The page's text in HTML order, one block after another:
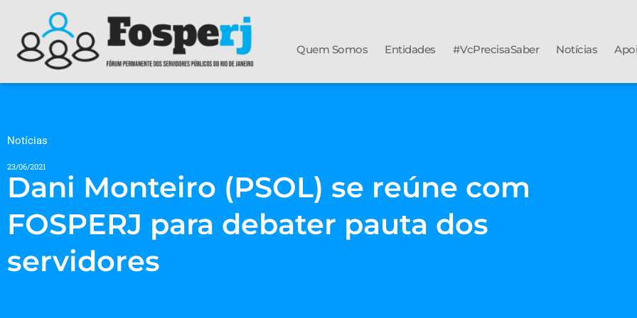
Quem Somos Entidades #VcPrecisaSaber Notícias
Notícias
23/06/2021
Dani Monteiro (PSOL) se reúne com
FOSPERJ para debater pauta dos
servidores